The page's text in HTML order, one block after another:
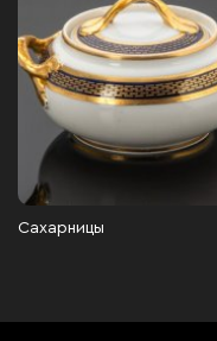
Сахарницы